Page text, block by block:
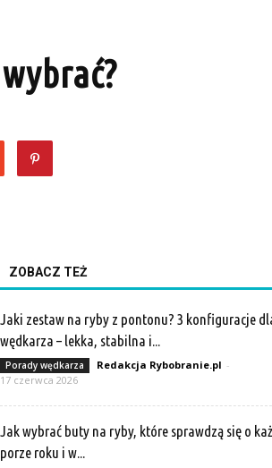
ZOBACZ TEŻ
Jaki zestaw na ryby z pontonu? 3 konfiguracje
wędkarza – lekka, stabilna i...
Porady wędkarza Redakcja Rybobranie.pl -
17 czerwca 2026
Jak wybrać buty na ryby, które sprawdzą się o
porze roku i w...